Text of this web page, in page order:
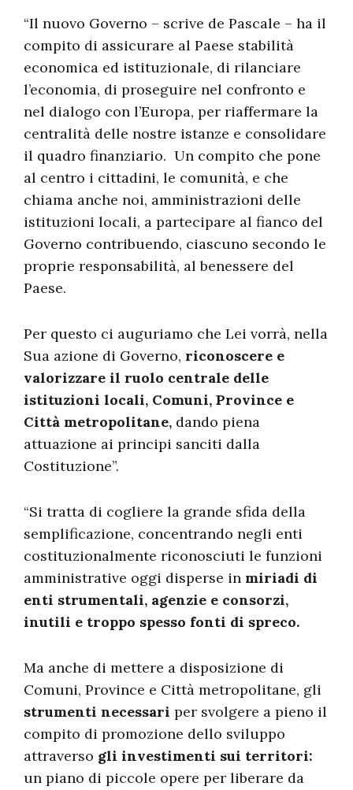
“Il nuovo Governo – scrive de Pascale – ha il
compito di assicurare al Paese stabilità
economica ed istituzionale, di rilanciare
l’economia, di proseguire nel confronto e
nel dialogo con l’Europa, per riaffermare la
centralità delle nostre istanze e consolidare
il quadro finanziario. Un compito che pone
al centro i cittadini, le comunità, e che
chiama anche noi, amministrazioni delle
istituzioni locali, a partecipare al fianco del
Governo contribuendo, ciascuno secondo le
proprie responsabilità, al benessere del
Paese.
Per questo ci auguriamo che Lei vorrà, nella
Sua azione di Governo, riconoscere e
valorizzare il ruolo centrale delle
istituzioni locali, Comuni, Province e
Città metropolitane, dando piena
attuazione ai principi sanciti dalla
Costituzione”.
“Si tratta di cogliere la grande sfida della
semplificazione, concentrando negli enti
costituzionalmente riconosciuti le funzioni
amministrative oggi disperse in miriadi di
enti strumentali, agenzie e consorzi,
inutili e troppo spesso fonti di spreco.
Ma anche di mettere a disposizione di
Comuni, Province e Città metropolitane, gli
strumenti necessari per svolgere a pieno il
compito di promozione dello sviluppo
attraverso gli investimenti sui territori:
un piano di piccole opere per liberare da